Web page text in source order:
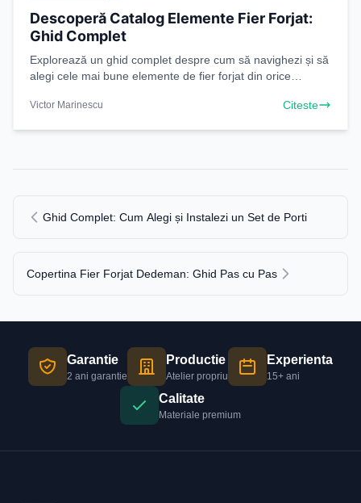
Descoperă Catalog Elemente Fier Forjat:
Ghid Complet
Explorează un ghid complet despre cum să navighezi și să
alegi cele mai bune elemente de fier forjat din orice
Victor Marinescu Citeste
Ghid Complet: Cum Alegi și Instalezi un Set de Porti
Copertina Fier Forjat Dedeman: Ghid Pas cu Pas
Garantie
2 ani garantie
Productie
Atelier propriu
Experienta
15+ ani
Calitate
Materiale premium